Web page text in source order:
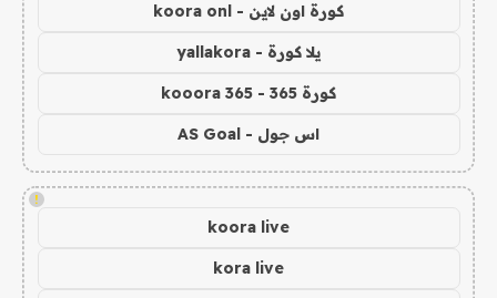
كورة اون لاين - koora onl
يلا كورة - yallakora
كورة 365 - kooora 365
اس جول - AS Goal
!
koora live
kora live